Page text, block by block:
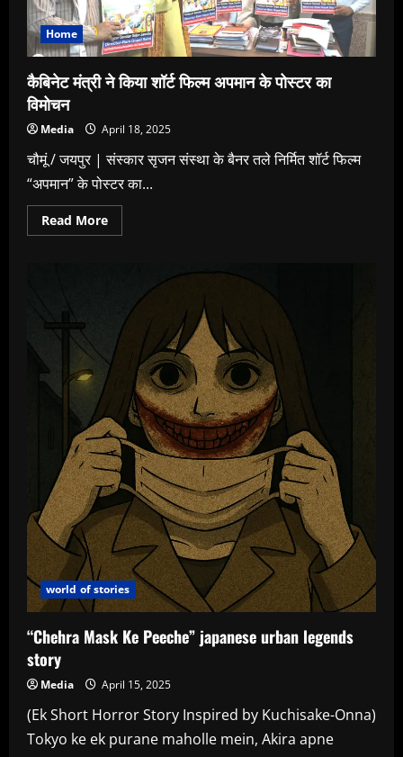
सड़को
पर
अपनी
चमक
भिखरने
वाले
अमेरिका
President
J.D.
Vance
Home
कैबिनेट मंत्री ने किया शॉर्ट फिल्म अपमान के पोस्टर का
विमोचन
Media April 18, 2025
चौमूं / जयपुर | संस्कार सृजन संस्था के बैनर तले निर्मित शॉर्ट फिल्म
“अपमान” के पोस्टर का...
Read MoreRead
more
फिल्म
अपमान
के
पोस्टर
का
विमोचन
world of stories
“Chehra Mask Ke Peeche” japanese urban legends
story
Media April 15, 2025
(Ek Short Horror Story Inspired by Kuchisake-Onna)
Tokyo ke ek purane maholle mein, Akira apne